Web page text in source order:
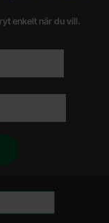
enkelt när du vill.